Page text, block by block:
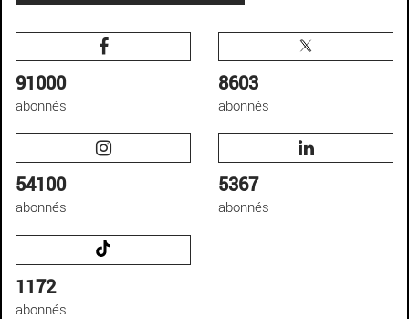
91000
abonnés
8603
abonnés
54100
abonnés
5367
abonnés
1172
abonnés